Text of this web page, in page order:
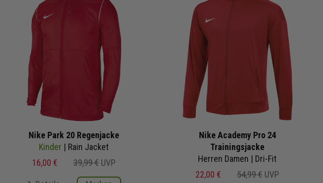
Nike Park 20 Regenjacke
Kinder | Rain Jacket
16,00 €
39,99 € UVP
Nike Academy Pro 24
Trainingsjacke
Herren Damen | Dri-Fit
22,00 €
54,99 € UVP